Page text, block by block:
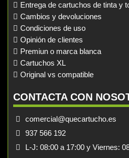
Entrega de cartuchos de tinta y
Cambios y devoluciones
Condiciones de uso
Opinión de clientes
Premiun o marca blanca
Cartuchos XL
Original vs compatible
CONTACTA CON
comercial@quecartucho.es
937 566 192
L-J: 08:00 a 17:00 y Viernes: